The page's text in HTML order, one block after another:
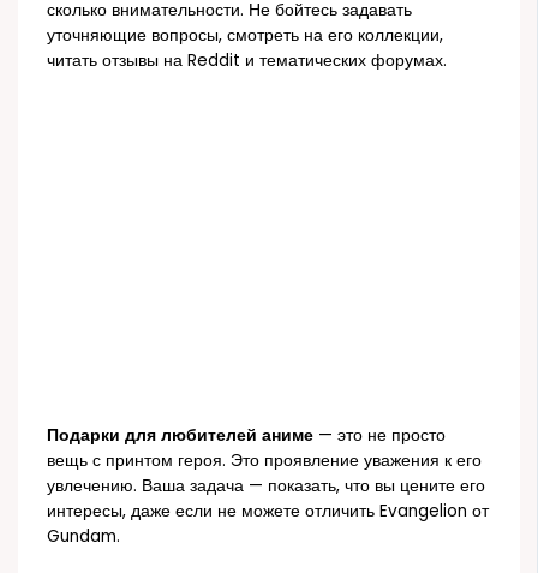
сколько внимательности. Не бойтесь задавать
уточняющие вопросы, смотреть на его коллекции,
читать отзывы на Reddit и тематических форумах.
Подарки для любителей аниме — это не просто
вещь с принтом героя. Это проявление уважения к его
увлечению. Ваша задача — показать, что вы цените его
интересы, даже если не можете отличить Evangelion от
Gundam.